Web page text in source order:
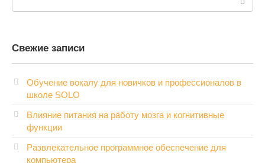
Свежие записи
Обучение вокалу для новичков и профессионалов в
школе SOLO
Влияние питания на работу мозга и когнитивные
функции
Развлекательное программное обеспечение для
компьютера